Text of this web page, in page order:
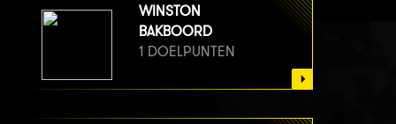
WINSTON
BAKBOORD
1 DOELPUNTEN